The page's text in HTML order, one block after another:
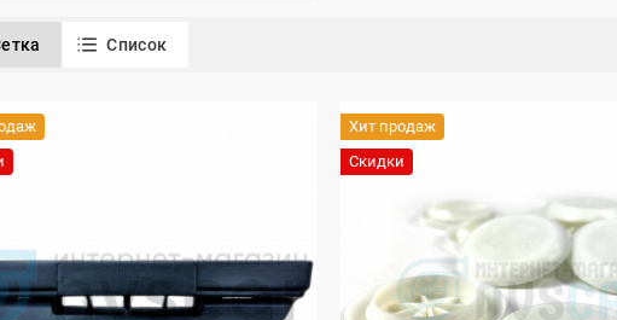
Список
Хит продаж
Скидки